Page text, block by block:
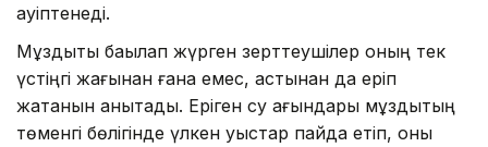
қауіптенеді.
Мұздықты бақылап жүрген зерттеушілер оның тек
үстіңгі жағынан ғана емес, астынан да еріп
жатқанын анықтады. Еріген су ағындары мұздықтың
төменгі бөлігінде үлкен қуыстар пайда етіп, оны